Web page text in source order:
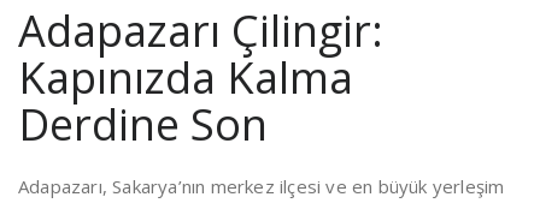
Adapazarı Çilingir:
Kapınızda Kalma
Derdine Son
Adapazarı, Sakarya’nın merkez ilçesi ve en büyük yerleşim